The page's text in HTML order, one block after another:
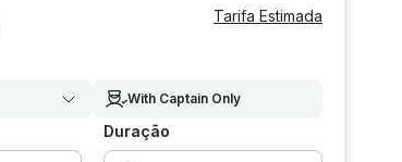
Tarifa Estimada
With Captain Only
Duração